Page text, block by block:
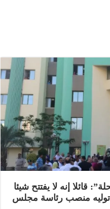
قائلا إنه لا يفتتح شيئا
منصب رئاسة مجلس